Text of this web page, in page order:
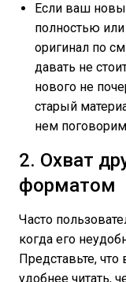
Если ваш
полностью
оригинал по
давать не
нового не
старый
нем
2. Охват
форматом
Часто
когда его
Представьте,
удобнее читать,